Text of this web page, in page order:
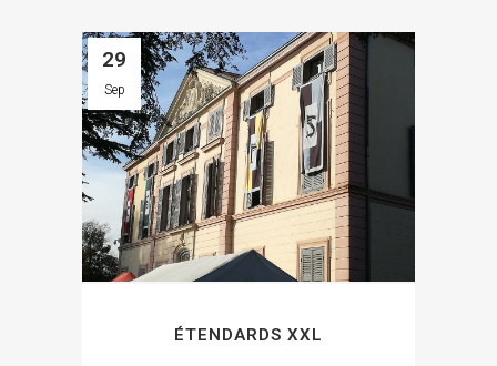
29
Sep
ÉTENDARDS XXL